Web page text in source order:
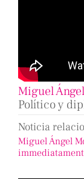
Miguel
Político y
Noticia
Miguel Ángel